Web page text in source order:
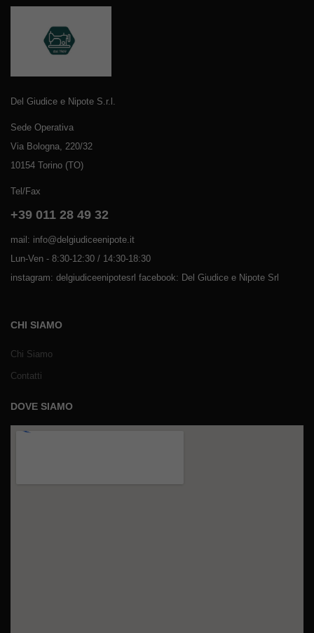
Del Giudice e Nipote S.r.l.
Sede Operativa
Via Bologna, 220/32
10154 Torino (TO)
Tel/Fax
+39 011 28 49 32
mail: info@delgiudiceenipote.it
Lun-Ven - 8:30-12:30 / 14:30-18:30
instagram: delgiudiceenipotesrl facebook: Del Giudice e Nipote Srl
CHI SIAMO
Chi Siamo
Contatti
DOVE SIAMO